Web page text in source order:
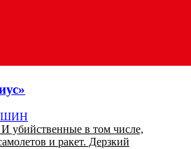
убийственные в том числе,
и ракет. Дерзкий